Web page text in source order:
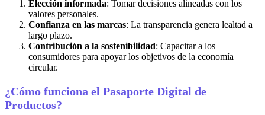
Elección informada: Tomar decisiones alineadas con los
valores personales.
Confianza en las marcas: La transparencia genera lealtad a
largo plazo.
Contribución a la sostenibilidad: Capacitar a los
consumidores para apoyar los objetivos de la economía
circular.
¿Cómo funciona el Pasaporte Digital de
Productos?